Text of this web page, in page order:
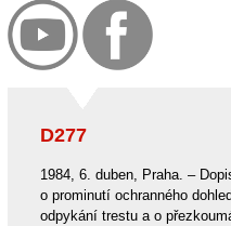
D277
1984, 6. duben, Praha. –
o prominutí ochranného
odpykání trestu a o